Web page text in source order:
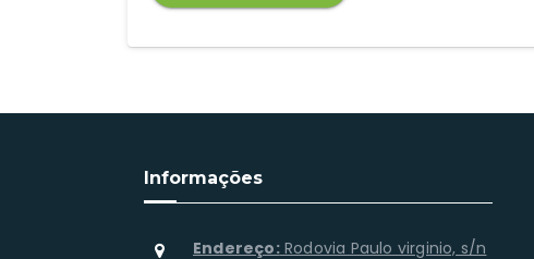
Informações
Endereço:Rodovia Paulo virginio, s/n